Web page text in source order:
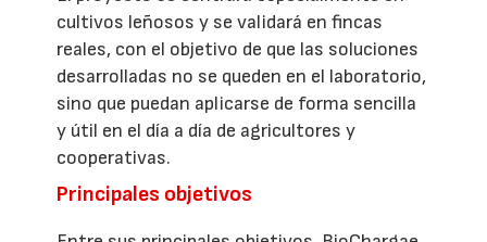
cultivos leñosos y se validará en fincas
reales, con el objetivo de que las soluciones
desarrolladas no se queden en el laboratorio,
sino que puedan aplicarse de forma sencilla
y útil en el día a día de agricultores y
cooperativas.
Principales objetivos